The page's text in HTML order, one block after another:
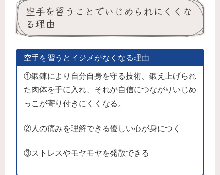
空手を習うことでいじめられにくくな
る理由
空手を習うとイジメがなくなる理由
①鍛錬により自分自身を守る技術、鍛え上げられ
た肉体を手に入れ、それが自信につながりいじめ
っこが寄り付きにくくなる。
②人の痛みを理解できる優しい心が身につく
③ストレスやモヤモヤを発散できる